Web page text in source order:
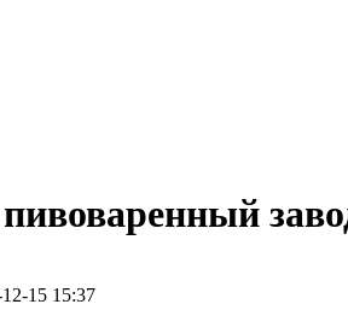
15 15:37